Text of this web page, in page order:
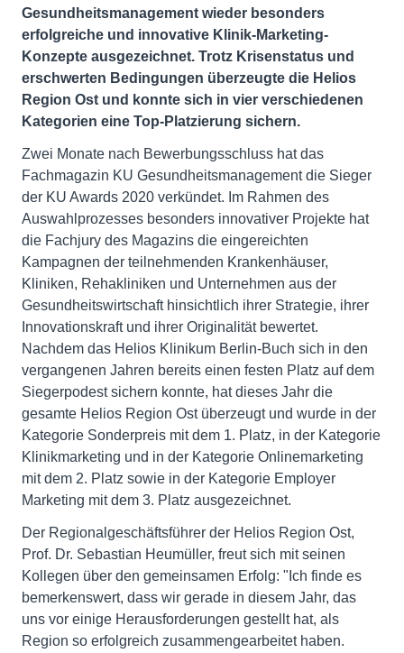
Gesundheitsmanagement wieder besonders
erfolgreiche und innovative Klinik-Marketing-
Konzepte ausgezeichnet. Trotz Krisenstatus und
erschwerten Bedingungen überzeugte die Helios
Region Ost und konnte sich in vier verschiedenen
Kategorien eine Top-Platzierung sichern.
Zwei Monate nach Bewerbungsschluss hat das
Fachmagazin KU Gesundheitsmanagement die Sieger
der KU Awards 2020 verkündet. Im Rahmen des
Auswahlprozesses besonders innovativer Projekte hat
die Fachjury des Magazins die eingereichten
Kampagnen der teilnehmenden Krankenhäuser,
Kliniken, Rehakliniken und Unternehmen aus der
Gesundheitswirtschaft hinsichtlich ihrer Strategie, ihrer
Innovationskraft und ihrer Originalität bewertet.
Nachdem das Helios Klinikum Berlin-Buch sich in den
vergangenen Jahren bereits einen festen Platz auf dem
Siegerpodest sichern konnte, hat dieses Jahr die
gesamte Helios Region Ost überzeugt und wurde in der
Kategorie Sonderpreis mit dem 1. Platz, in der Kategorie
Klinikmarketing und in der Kategorie Onlinemarketing
mit dem 2. Platz sowie in der Kategorie Employer
Marketing mit dem 3. Platz ausgezeichnet.
Der Regionalgeschäftsführer der Helios Region Ost,
Prof. Dr. Sebastian Heumüller, freut sich mit seinen
Kollegen über den gemeinsamen Erfolg: "Ich finde es
bemerkenswert, dass wir gerade in diesem Jahr, das
uns vor einige Herausforderungen gestellt hat, als
Region so erfolgreich zusammengearbeitet haben.